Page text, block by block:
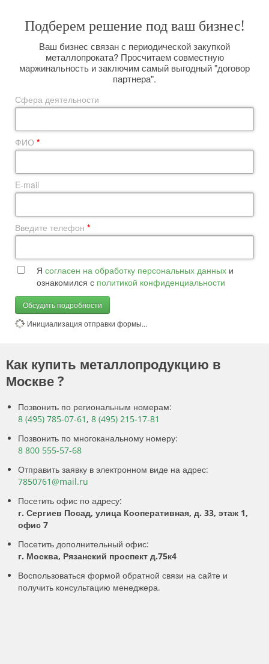
Подберем решение под ваш бизнес!
Ваш бизнес связан с периодической закупкой
металлопроката? Просчитаем совместную
маржинальность и заключим самый выгодный "договор
партнера".
Сфера деятельности
ФИО *
E-mail
Введите телефон *
Я согласен на обработку персональных данных и
ознакомился с политикой конфиденциальности
Обсудить подробности
Инициализация отправки формы...
Как купить металлопродукцию в
Москве ?
Позвонить по региональным номерам:
8 (495) 785-07-61 , 8 (495) 215-17-81
Позвонить по многоканальному номеру:
8 800 555-57-68
Отправить заявку в электронном виде на адрес:
7850761@mail.ru
Посетить офис по адресу:
г. Сергиев Посад, улица Кооперативная, д. 33, этаж 1,
офис 7
Посетить дополнительный офис:
г. Москва, Рязанский проспект д.75к4
Воспользоваться формой обратной связи на сайте и
получить консультацию менеджера.